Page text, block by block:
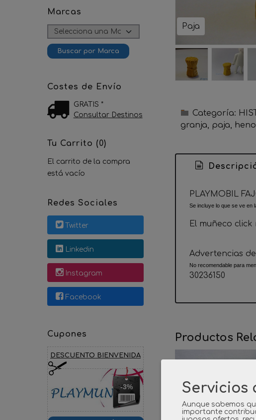
Marcas
Costes de Envío
GRATIS *
Consultar Destinos
Tu Carrito (0)
El carrito de la compra
está vacío
Redes Sociales
Twitter
Linkedin
Instagram
Facebook
Cupones
DESCUENTO BIENVENIDA
-3%
Paja
Categoría:
granja
paja heno
PLAYMOBIL
Se incluye lo que se ve en
El muñeco click
Advertencias
No recomendable para
30236150
Productos
Servicios
Aunque sabemos
importante